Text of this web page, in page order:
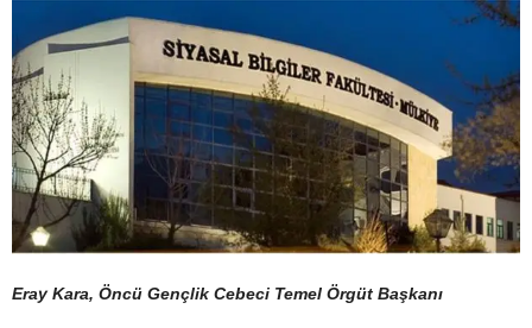
Eray Kara, Öncü Gençlik Cebeci Temel Örgüt Başkanı